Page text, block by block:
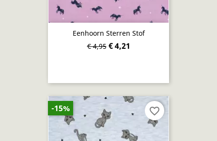
Eenhoorn Sterren Stof
€ 4,95 € 4,21
-15% favorite_border